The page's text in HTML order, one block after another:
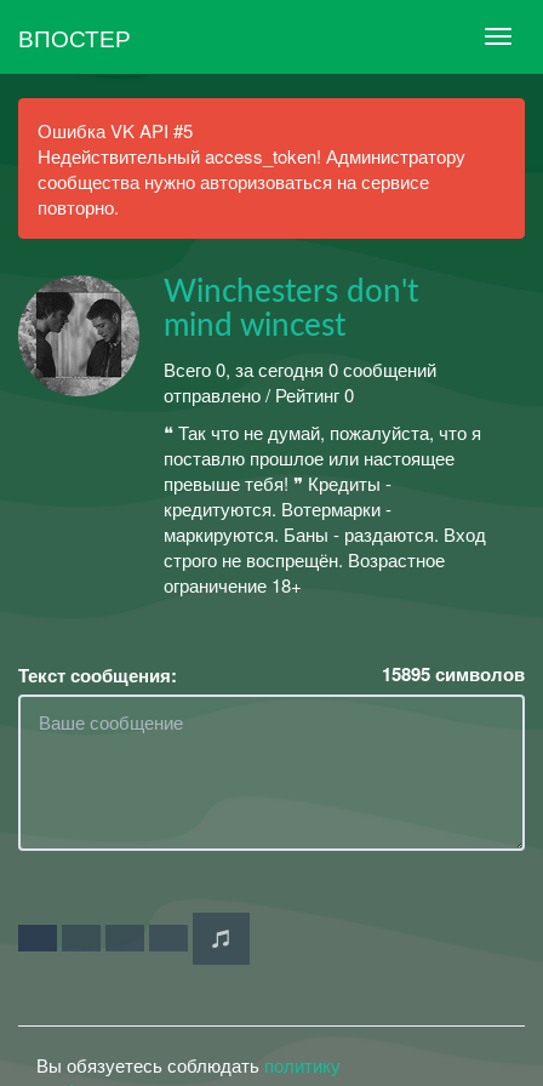
ВПОСТЕР
Ошибка VK API #5
Недействительный access_token! Администратору
сообщества нужно авторизоваться на сервисе
повторно.
Winchesters don't
mind wincest
Всего 0, за сегодня 0 сообщений
отправлено / Рейтинг 0
❝ Так что не думай, пожалуйста, что я
поставлю прошлое или настоящее
превыше тебя! ❞ Кредиты -
кредитуются. Вотермарки -
маркируются. Баны - раздаются. Вход
строго не воспрещён. Возрастное
ограничение 18+
Текст сообщения: 15895символов
Вы обязуетесь соблюдать политику